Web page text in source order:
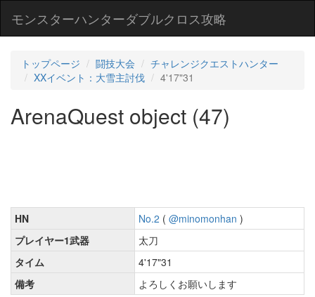
モンスターハンターダブルクロス攻略
トップページ 闘技大会
チャレンジクエストハンター
XXイベント：大雪主討伐
4'17"31
ArenaQuest object (47)
HN No.2 ( @minomonhan )
プレイヤー1武器
太刀
タイム
4'17"31
備考
よろしくお願いします